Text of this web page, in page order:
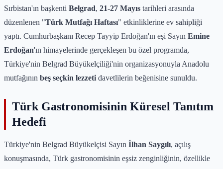
Sırbistan'ın başkenti Belgrad, 21-27 Mayıs tarihleri arasında
düzenlenen "Türk Mutfağı Haftası" etkinliklerine ev sahipliği
yaptı. Cumhurbaşkanı Recep Tayyip Erdoğan'ın eşi Sayın Emine
Erdoğan'ın himayelerinde gerçekleşen bu özel programda,
Türkiye'nin Belgrad Büyükelçiliği'nin organizasyonuyla Anadolu
mutfağının beş seçkin lezzeti davetlilerin beğenisine sunuldu.
Türk Gastronomisinin Küresel Tanıtım
Hedefi
Türkiye'nin Belgrad Büyükelçisi Sayın İlhan Saygılı, açılış
konuşmasında, Türk gastronomisinin eşsiz zenginliğinin, özellikle